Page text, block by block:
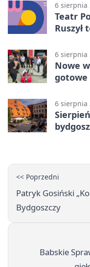
6 sierpnia
Teatr
6 sierpnia
Nowe
gotowe
6 sierpnia
<< Poprzedni
Patryk Gosiński
Bydgoszczy
Babskie